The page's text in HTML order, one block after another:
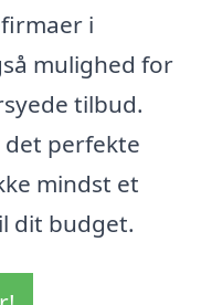
i
mulighed for
tilbud.
perfekte
mindst et
dit budget.